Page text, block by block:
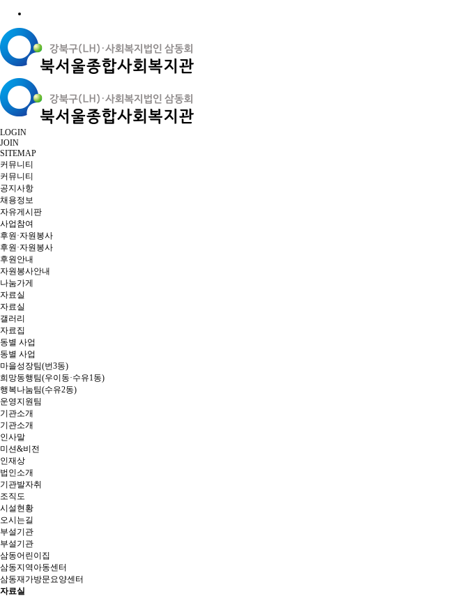
LOGIN
JOIN
SITEMAP
커뮤니티
커뮤니티
공지사항
채용정보
자유게시판
사업참여
후원·자원봉사
후원·자원봉사
후원안내
자원봉사안내
나눔가게
자료실
자료실
갤러리
자료집
동별 사업
동별 사업
마을성장팀(번3동)
희망동행팀(우이동·수유1동)
행복나눔팀(수유2동)
운영지원팀
기관소개
기관소개
인사말
미션&비전
인재상
법인소개
기관발자취
조직도
시설현황
오시는길
부설기관
부설기관
삼동어린이집
삼동지역아동센터
삼동재가방문요양센터
자료실